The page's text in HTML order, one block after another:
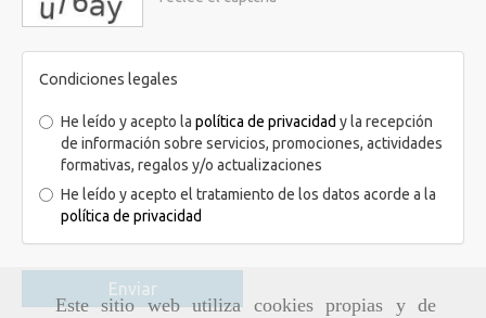
Este sitio web utiliza cookies propias y de
Condiciones legales
He leído y acepto la política de privacidad y la recepción
de información sobre servicios, promociones, actividades
formativas, regalos y/o actualizaciones
He leído y acepto el tratamiento de los datos acorde a la
política de privacidad
Enviar